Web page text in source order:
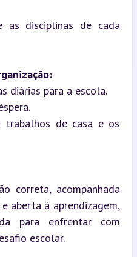
as disciplinas de cada
diárias para a escola.
trabalhos de casa e os
correta, acompanhada
aberta à aprendizagem,
para enfrentar com
escolar.